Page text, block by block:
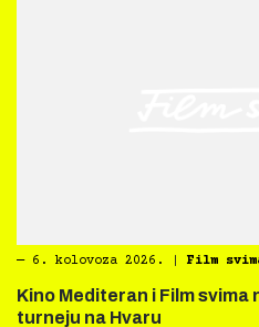
― 6. kolovoza 2026. Film
Kino Mediteran i Film
turneju na Hvaru